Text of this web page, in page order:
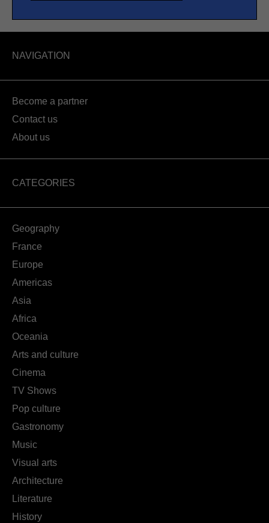
NAVIGATION
Become a partner
Contact us
About us
CATEGORIES
Geography
France
Europe
Americas
Asia
Africa
Oceania
Arts and culture
Cinema
TV Shows
Pop culture
Gastronomy
Music
Visual arts
Architecture
Literature
History